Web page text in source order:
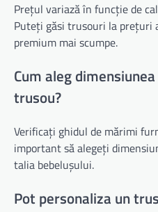
Prețul variază în funcție de
Puteți găsi trusouri la prețuri
premium mai scumpe.
Cum aleg
trusou?
Verificați ghidul de mărimi
important să alegeți
talia bebelușului.
Pot personaliza un